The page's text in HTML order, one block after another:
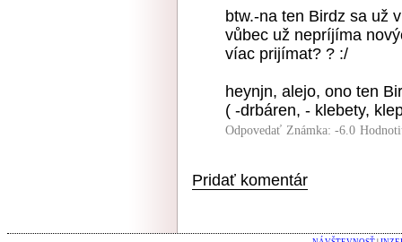
btw.-na ten Birdz sa už
vůbec už nepríjíma
víac prijímat? ? :/
heynjn, alejo, ono ten
( -drbáren, - klebety,
Odpovedať Známka: -6.0
Pridať komentár